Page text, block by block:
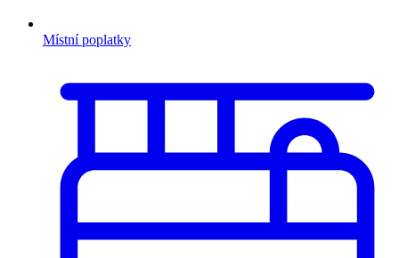
Místní poplatky